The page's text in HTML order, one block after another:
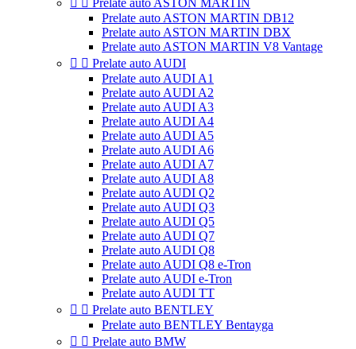
  Prelate auto ASTON MARTIN
Prelate auto ASTON MARTIN DB12
Prelate auto ASTON MARTIN DBX
Prelate auto ASTON MARTIN V8 Vantage
  Prelate auto AUDI
Prelate auto AUDI A1
Prelate auto AUDI A2
Prelate auto AUDI A3
Prelate auto AUDI A4
Prelate auto AUDI A5
Prelate auto AUDI A6
Prelate auto AUDI A7
Prelate auto AUDI A8
Prelate auto AUDI Q2
Prelate auto AUDI Q3
Prelate auto AUDI Q5
Prelate auto AUDI Q7
Prelate auto AUDI Q8
Prelate auto AUDI Q8 e-Tron
Prelate auto AUDI e-Tron
Prelate auto AUDI TT
  Prelate auto BENTLEY
Prelate auto BENTLEY Bentayga
  Prelate auto BMW